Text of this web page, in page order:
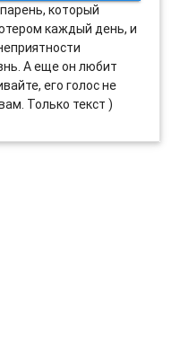
который
каждый день, и
А еще он любит
его голос не
Только текст )